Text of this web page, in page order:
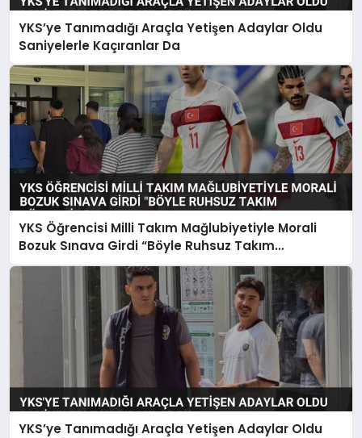
SAĞLIK
SPOR
TEKNOLOJI
YKS’ye Tanımadığı Araçla Yetişen Adaylar Oldu
Saniyelerle Kaçıranlar Da
YKS Öğrencisi Milli Takım Mağlubiyetiyle Morali
Bozuk Sınava Girdi “Böyle Ruhsuz Takım
Görmedim”
YKS’ye Tanımadığı Araçla Yetişen Adaylar Oldu